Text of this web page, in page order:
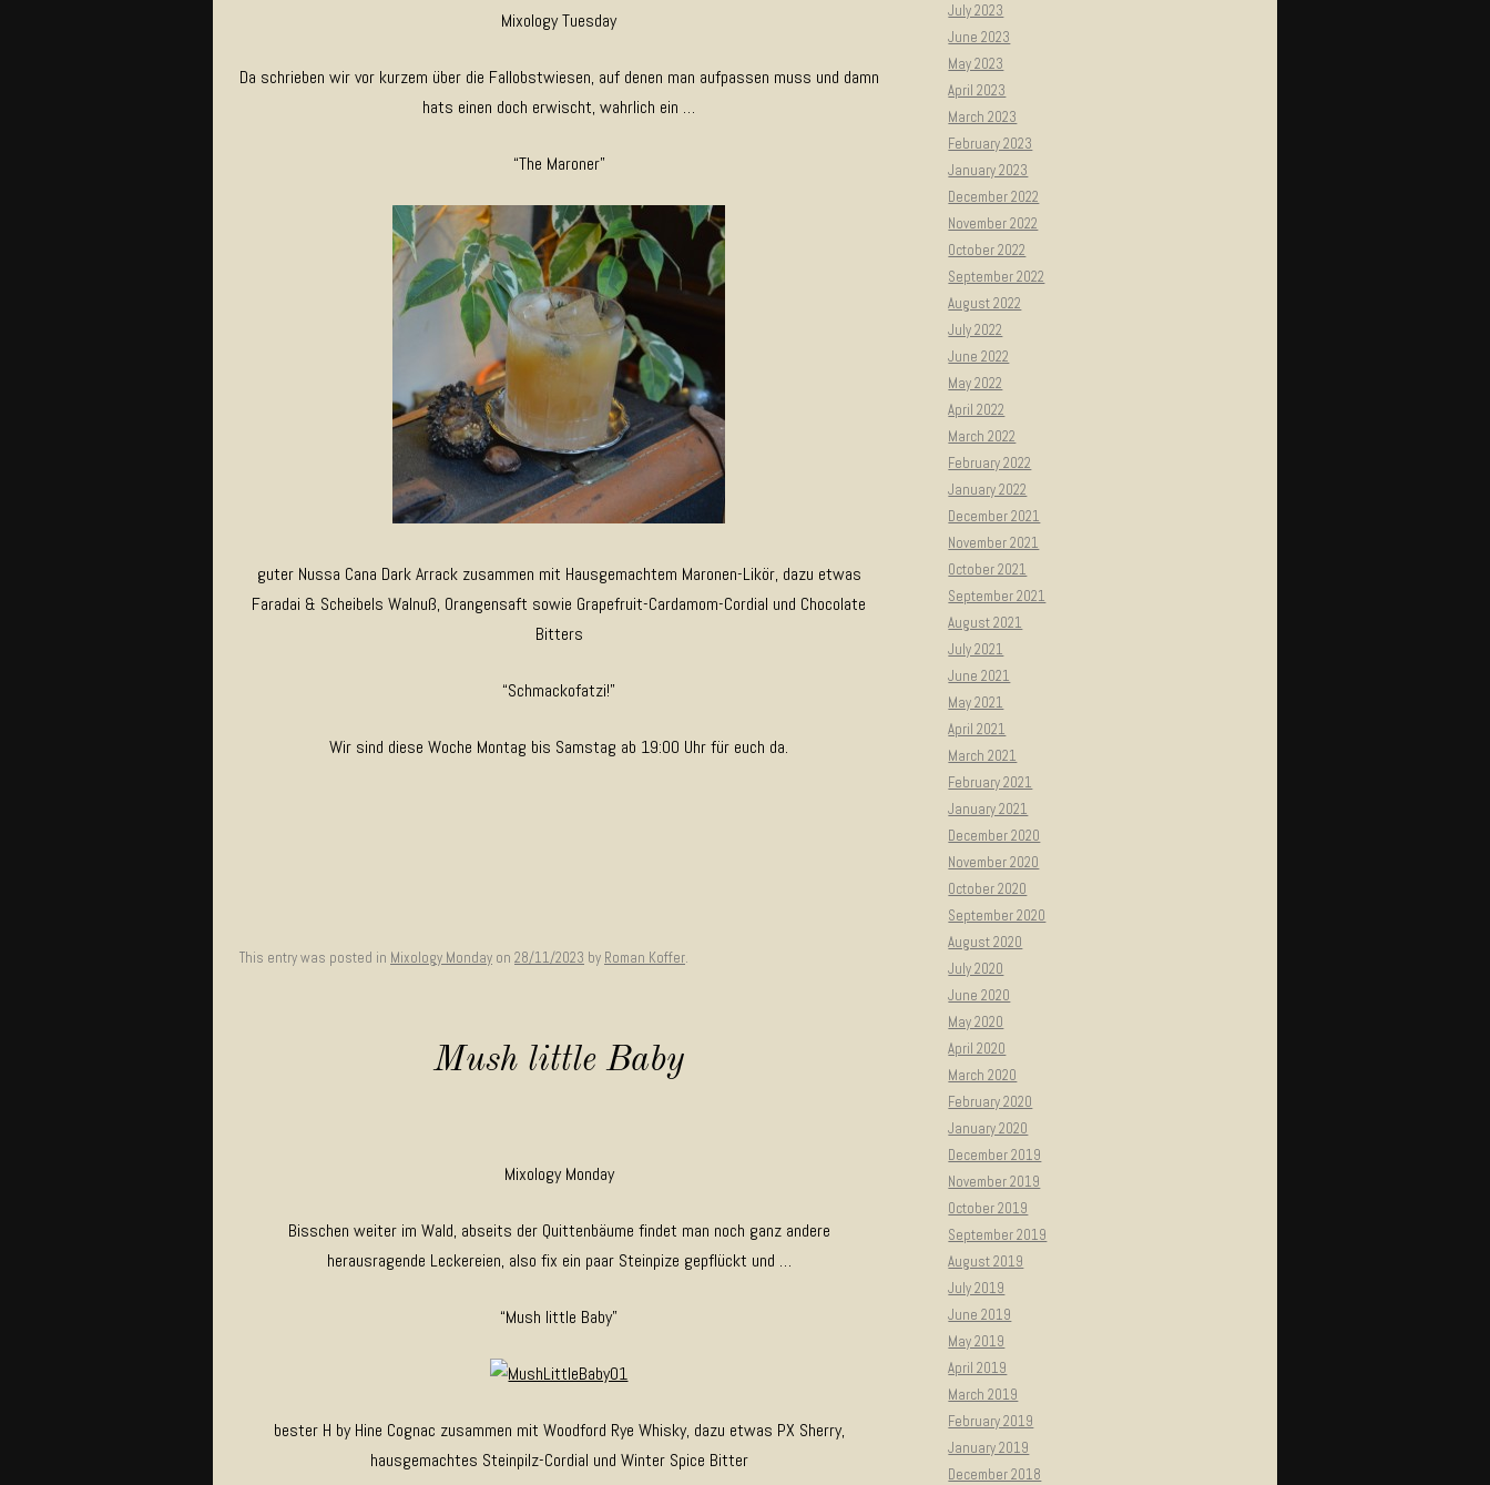
Mixology Tuesday
Da schrieben wir vor kurzem über die Fallobstwiesen, auf denen man aufpassen muss und damn
hats einen doch erwischt, wahrlich ein …
“The Maroner”
guter Nussa Cana Dark Arrack zusammen mit Hausgemachtem Maronen-Likör, dazu etwas
Faradai & Scheibels Walnuß, Orangensaft sowie Grapefruit-Cardamom-Cordial und Chocolate
Bitters
“Schmackofatzi!”
Wir sind diese Woche Montag bis Samstag ab 19:00 Uhr für euch da.
This entry was posted in Mixology Monday on 28/11/2023 by Roman Koffer.
Mush little Baby
Mixology Monday
Bisschen weiter im Wald, abseits der Quittenbäume findet man noch ganz andere
herausragende Leckereien, also fix ein paar Steinpize gepflückt und …
“Mush little Baby”
bester H by Hine Cognac zusammen mit Woodford Rye Whisky, dazu etwas PX Sherry,
hausgemachtes Steinpilz-Cordial und Winter Spice Bitter
July 2023
June 2023
May 2023
April 2023
March 2023
February 2023
January 2023
December 2022
November 2022
October 2022
September 2022
August 2022
July 2022
June 2022
May 2022
April 2022
March 2022
February 2022
January 2022
December 2021
November 2021
October 2021
September 2021
August 2021
July 2021
June 2021
May 2021
April 2021
March 2021
February 2021
January 2021
December 2020
November 2020
October 2020
September 2020
August 2020
July 2020
June 2020
May 2020
April 2020
March 2020
February 2020
January 2020
December 2019
November 2019
October 2019
September 2019
August 2019
July 2019
June 2019
May 2019
April 2019
March 2019
February 2019
January 2019
December 2018